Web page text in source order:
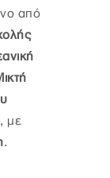
από
, με
.